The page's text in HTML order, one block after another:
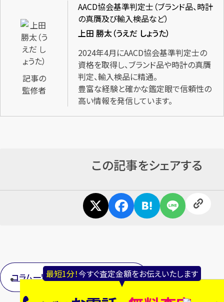
最短1分！今すぐ査定金額をお伝えいたします
記事の
監修者
AACD協会基準判定士（ブランド品、時計
の真贋及び輸入検品など）
上田 勝太（うえだ しょうた）
2024年4月にAACD協会基準判定士の
資格を取得し、ブランド品や時計の真贋
判定、輸入検品に精通。
豊富な経験と確かな鑑定眼で信頼性の
高い情報を発信しています。
この記事をシェアする
コラム一覧に戻る